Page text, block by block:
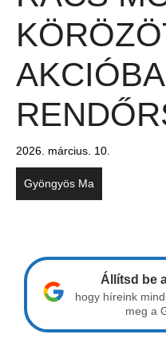
2026. március. 10.
Gyöngyös Ma
Állítsd be
hogy híreink
meg a